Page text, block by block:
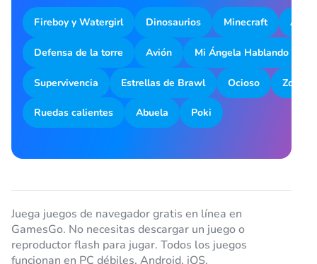
Fireboy y Watergirl Dinosaurios Minecraft
Defensa de la torre Avión Mi Ángela Hablando
Supervivencia Estrellas de Brawl Ocioso
Ruedas calientes Abuela Poki
Juega juegos de navegador gratis en línea en
GamesGo. No necesitas descargar un juego o
reproductor flash para jugar. Todos los juegos
funcionan en PC débiles, Android, iOS.